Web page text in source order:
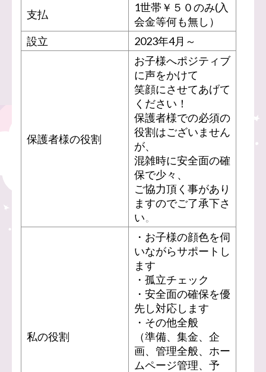
支払
1世帯￥５０のみ(入
会金等何も無し）
設立
2023年4月～
保護者様の役割
お子様へポジティブ
に声をかけて
笑顔にさせてあげて
ください！
保護者様での必須の
役割はございません
が、
混雑時に安全面の確
保で少々、
ご協力頂く事があり
ますのでご了承下さ
い。
私の役割
・お子様の顔色を伺
いながらサポートし
ます
・孤立チェック
・安全面の確保を優
先し対応します
・その他全般
（準備、集金、企
画、管理全般、ホー
ムページ管理、予